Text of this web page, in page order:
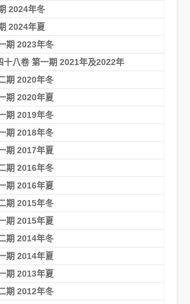
2024年冬
2024年夏
期 2023年冬
十八卷 第一期 2021年及2022年
期 2020年冬
期 2020年夏
期 2019年冬
期 2018年冬
期 2017年夏
期 2016年冬
期 2016年夏
期 2015年冬
期 2015年夏
期 2014年冬
期 2014年夏
期 2013年夏
期 2012年冬